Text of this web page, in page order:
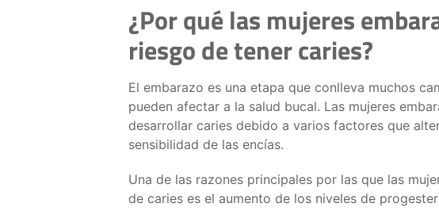
¿Por qué las mujeres
riesgo de tener caries?
El embarazo es una etapa que conlleva muchos
pueden afectar a la salud bucal. Las mujeres
desarrollar caries debido a varios factores que
sensibilidad de las encías.
Una de las razones principales por las que las
de caries es el aumento de los niveles de